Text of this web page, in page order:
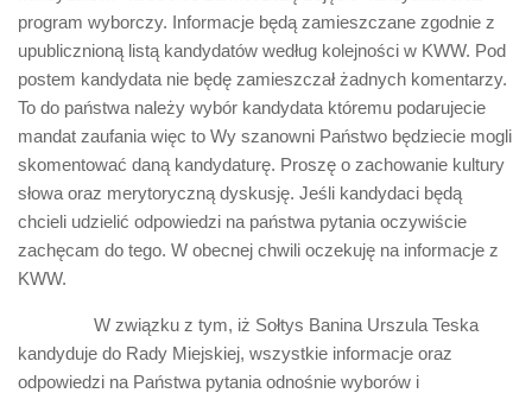
program wyborczy. Informacje będą zamieszczane zgodnie z
upublicznioną listą kandydatów według kolejności w KWW. Pod
postem kandydata nie będę zamieszczał żadnych komentarzy.
To do państwa należy wybór kandydata któremu podarujecie
mandat zaufania więc to Wy szanowni Państwo będziecie mogli
skomentować daną kandydaturę. Proszę o zachowanie kultury
słowa oraz merytoryczną dyskusję. Jeśli kandydaci będą
chcieli udzielić odpowiedzi na państwa pytania oczywiście
zachęcam do tego. W obecnej chwili oczekuję na informacje z
KWW.
W związku z tym, iż Sołtys Banina Urszula Teska
kandyduje do Rady Miejskiej, wszystkie informacje oraz
odpowiedzi na Państwa pytania odnośnie wyborów i